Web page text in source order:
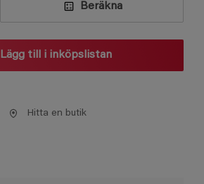
Beräkna
Lägg till i inköpslistan
Hitta en butik